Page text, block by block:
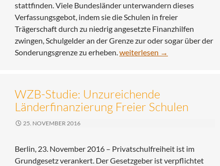
stattfinden. Viele Bundesländer unterwandern dieses
Verfassungsgebot, indem sie die Schulen in freier
Trägerschaft durch zu niedrig angesetzte Finanzhilfen
zwingen, Schulgelder an der Grenze zur oder sogar über der
Sonderungsgrenze zu erheben.Länder missachten
weiterlesen →
WZB-Studie: Unzureichende
Länderfinanzierung Freier Schulen
25. NOVEMBER 2016
Berlin, 23. November 2016 – Privatschulfreiheit ist im
Grundgesetz verankert. Der Gesetzgeber ist verpflichtet